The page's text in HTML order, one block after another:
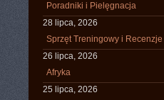
Poradniki i Pielęgnacja
28 lipca, 2026
Sprzęt Treningowy i Recenzje
26 lipca, 2026
Afryka
25 lipca, 2026